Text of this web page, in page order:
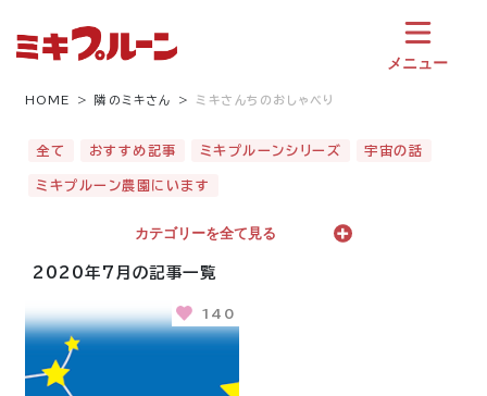
メニュー
HOME 隣のミキさん ミキさんちのおしゃべり
全て おすすめ記事 ミキプルーンシリーズ 宇宙の話
ミキプルーン農園にいます
カテゴリーを全て見る
2020年7月の記事一覧
140